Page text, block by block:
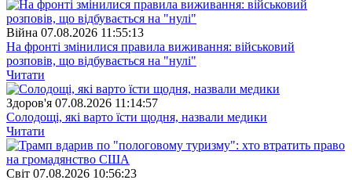
Війна 07.08.2026 11:55:13
На фронті змінилися правила виживання: військовий
розповів, що відбувається на "нулі"
Читати
Здоров'я 07.08.2026 11:14:57
Солодощі, які варто їсти щодня, назвали медики
Читати
Свiт 07.08.2026 10:56:23